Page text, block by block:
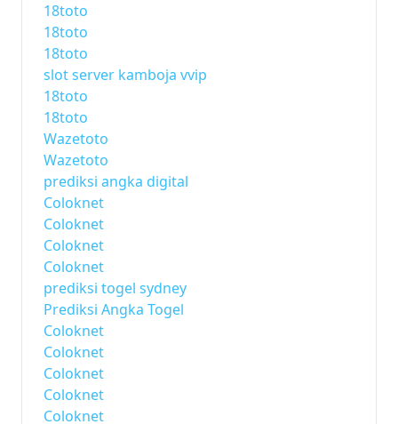
18toto
18toto
18toto
slot server kamboja vvip
18toto
18toto
Wazetoto
Wazetoto
prediksi angka digital
Coloknet
Coloknet
Coloknet
Coloknet
prediksi togel sydney
Prediksi Angka Togel
Coloknet
Coloknet
Coloknet
Coloknet
Coloknet